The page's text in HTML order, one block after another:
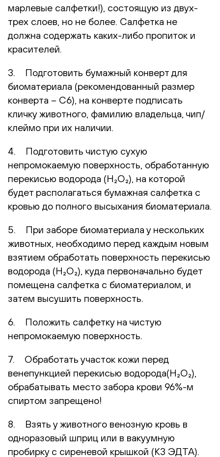
марлевые салфетки!), состоящую из двух-
трех слоев, но не более. Салфетка не
должна содержать каких-либо пропиток и
красителей.
3. Подготовить бумажный конверт для
биоматериала (рекомендованный размер
конверта – С6), на конверте подписать
кличку животного, фамилию владельца, чип/
клеймо при их наличии.
4. Подготовить чистую сухую
непромокаемую поверхность, обработанную
перекисью водорода (H₂O₂), на которой
будет располагаться бумажная салфетка с
кровью до полного высыхания биоматериала.
5. При заборе биоматериала у нескольких
животных, необходимо перед каждым новым
взятием обработать поверхность перекисью
водорода (H₂O₂), куда первоначально будет
помещена салфетка с биоматериалом, и
затем высушить поверхность.
6. Положить салфетку на чистую
непромокаемую поверхность.
7. Обработать участок кожи перед
венепункцией перекисью водорода(H₂O₂),
обрабатывать место забора крови 96%-м
спиртом запрещено!
8. Взять у животного венозную кровь в
одноразовый шприц или в вакуумную
пробирку с сиреневой крышкой (К3 ЭДТА).